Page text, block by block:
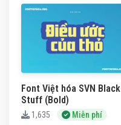
Font Việt hóa SVN Black
Stuff (Bold)
1,635 Miễn phí